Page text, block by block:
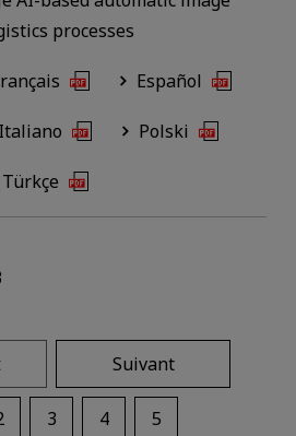
processes
Español
Italiano Polski
Türkçe
3 4 5
Suivant